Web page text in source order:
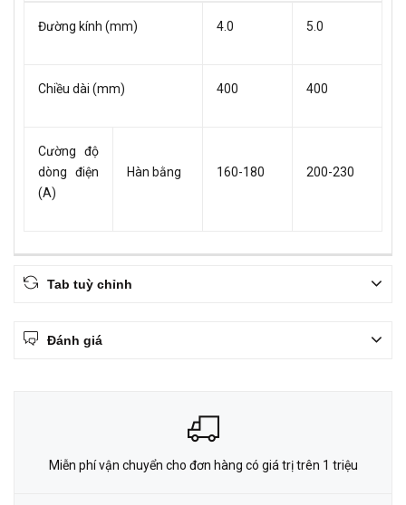
Đường kính (mm) 4.0 5.0
Chiều dài (mm) 400 400
Cường độ
dòng điện
(A)
Hàn bằng 160-180 200-230
Tab tuỳ chỉnh
Đánh giá
Miễn phí vận chuyển cho đơn hàng có giá trị trên 1 triệu